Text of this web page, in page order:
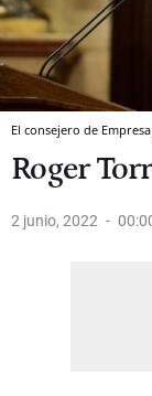
El consejero de
Roger
2 junio, 2022